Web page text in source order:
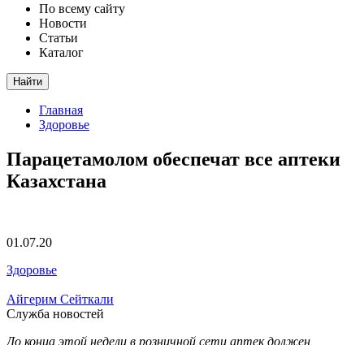
По всему сайту
Новости
Статьи
Каталог
Найти
Главная
Здоровье
Парацетамолом обеспечат все аптеки
Казахстана
01.07.20
Здоровье
Айгерим Сейткали
Служба новостей
До конца этой недели в розничной сети аптек должен